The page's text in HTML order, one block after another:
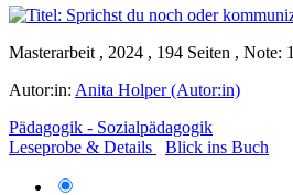
Masterarbeit , 2024 , 194 Seiten , Note: 1
Autor:in: Anita Holper (Autor:in)
Pädagogik - Sozialpädagogik
Leseprobe & Details
Blick ins Buch